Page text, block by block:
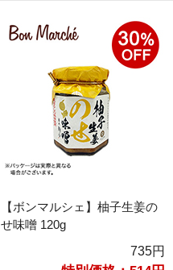
【ボンマルシェ】柚子生姜の
せ味噌 120g
735円